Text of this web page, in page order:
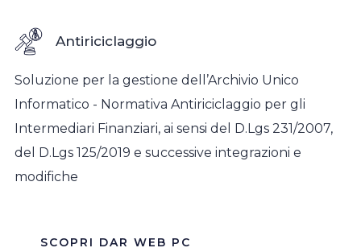
Antiriciclaggio
Soluzione per la gestione dell’Archivio Unico
Informatico - Normativa Antiriciclaggio per gli
Intermediari Finanziari, ai sensi del D.Lgs 231/2007,
del D.Lgs 125/2019 e successive integrazioni e
modifiche
SCOPRI DAR WEB PC